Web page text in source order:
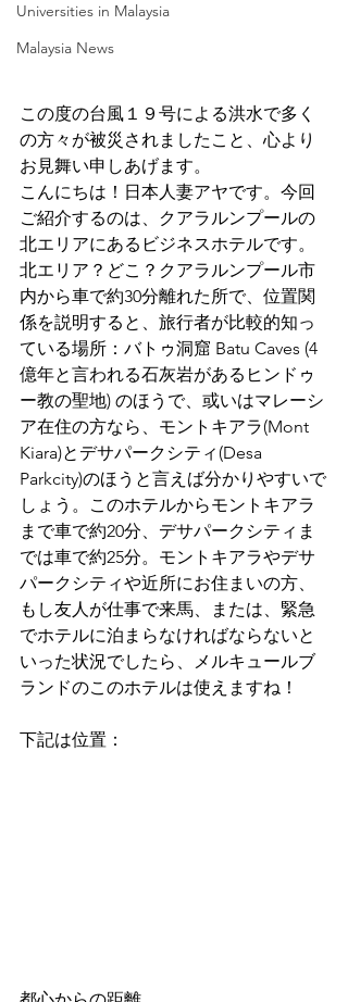
Universities in Malaysia
Malaysia News
この度の台風１９号による洪水で多く
の方々が被災されましたこと、心より
お見舞い申しあげます。
こんにちは！日本人妻アヤです。今回
ご紹介するのは、クアラルンプールの
北エリアにあるビジネスホテルです。
北エリア？どこ？クアラルンプール市
内から車で約30分離れた所で、位置関
係を説明すると、旅行者が比較的知っ
ている場所：バトゥ洞窟 Batu Caves (4
億年と言われる石灰岩があるヒンドゥ
ー教の聖地) のほうで、或いはマレーシ
ア在住の方なら、モントキアラ(Mont
Kiara)とデサパークシティ(Desa
Parkcity)のほうと言えば分かりやすいで
しょう。このホテルからモントキアラ
まで車で約20分、デサパークシティま
では車で約25分。モントキアラやデサ
パークシティや近所にお住まいの方、
もし友人が仕事で来馬、または、緊急
でホテルに泊まらなければならないと
いった状況でしたら、メルキュールブ
ランドのこのホテルは使えますね！
下記は位置：